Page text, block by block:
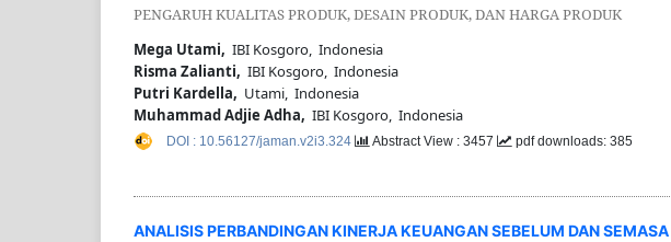
PENGARUH KUALITAS PRODUK, DESAIN PRODUK, DAN HARGA PRODUK
Mega Utami, IBI Kosgoro, Indonesia
Risma Zalianti, IBI Kosgoro, Indonesia
Putri Kardella, Utami, Indonesia
Muhammad Adjie Adha, IBI Kosgoro, Indonesia
DOI : 10.56127/jaman.v2i3.324 Abstract View : 3457 pdf downloads: 385
ANALISIS PERBANDINGAN KINERJA KEUANGAN SEBELUM DAN